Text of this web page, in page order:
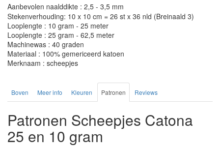
Aanbevolen naalddikte : 2,5 - 3,5 mm
Stekenverhouding: 10 x 10 cm = 26 st x 36 nld (Breinaald 3)
Looplengte : 10 gram - 25 meter
Looplengte : 25 gram - 62,5 meter
Machinewas : 40 graden
Materiaal : 100% gemericeerd katoen
Merknaam : scheepjes
Boven Meer info Kleuren Patronen Reviews
Patronen Scheepjes Catona
25 en 10 gram